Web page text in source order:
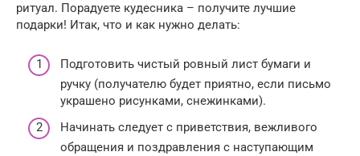
ритуал. Порадуете кудесника – получите лучшие
подарки! Итак, что и как нужно делать:
Подготовить чистый ровный лист бумаги и
ручку (получателю будет приятно, если письмо
украшено рисунками, снежинками).
Начинать следует с приветствия, вежливого
обращения и поздравления с наступающим